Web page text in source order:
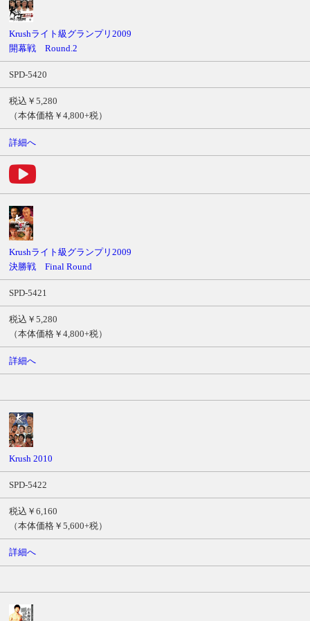
Krushライト級グランプリ2009
開幕戦 Round.2
SPD-5420
税込￥5,280
（本体価格￥4,800+税）
詳細へ
Krushライト級グランプリ2009
決勝戦 Final Round
SPD-5421
税込￥5,280
（本体価格￥4,800+税）
詳細へ
Krush 2010
SPD-5422
税込￥6,160
（本体価格￥5,600+税）
詳細へ